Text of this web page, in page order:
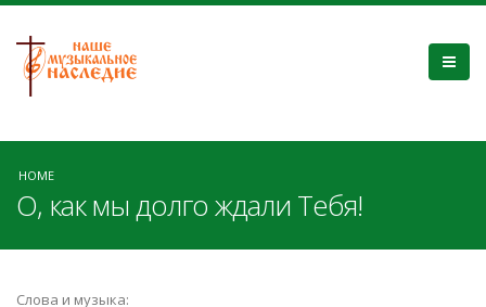
HOME
О, как мы долго ждали Тебя!
Слова и музыка: